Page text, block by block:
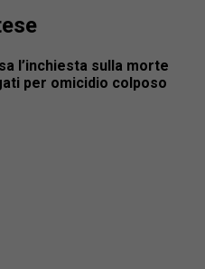
l’inchiesta sulla morte
per omicidio colposo